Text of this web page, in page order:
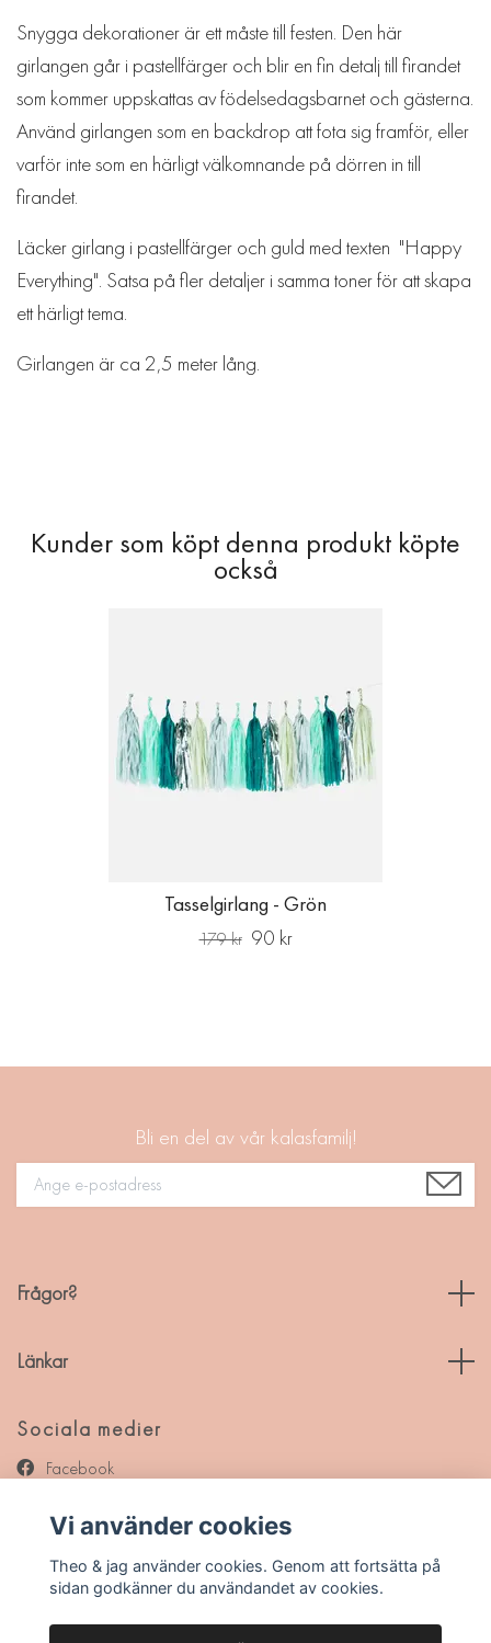
Snygga dekorationer är ett måste till festen. Den här
girlangen går i pastellfärger och blir en fin detalj till firandet
som kommer uppskattas av födelsedagsbarnet och gästerna.
Använd girlangen som en backdrop att fota sig framför, eller
varför inte som en härligt välkomnande på dörren in till
firandet.
Läcker girlang i pastellfärger och guld med texten "Happy
Everything". Satsa på fler detaljer i samma toner för att skapa
ett härligt tema.
Girlangen är ca 2,5 meter lång.
Tasselgirlang - Grön
179 kr 90 kr
Bli en del av vår kalasfamilj!
Frågor?
Länkar
Sociala medier
Facebook
Pinterest
Vi använder cookies
Theo & jag använder cookies. Genom att fortsätta på
sidan godkänner du användandet av cookies.